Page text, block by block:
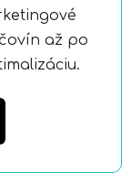
až po